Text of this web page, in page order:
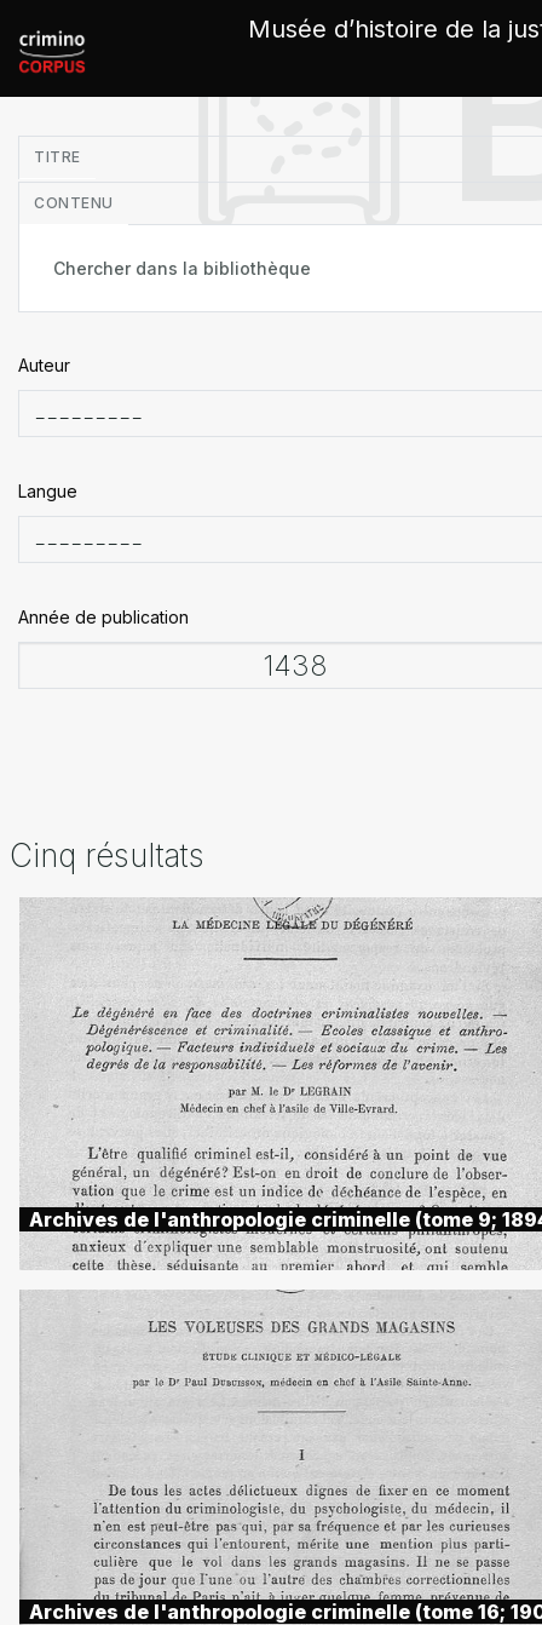
Musée d’histoire de la
TITRE
CONTENU
Auteur
Langue
Année de publication
Cinq résultats
Archives de l'anthropologie criminelle (tome 9;
Archives de l'anthropologie criminelle (tome 16;
Panneau de gestion des cookies